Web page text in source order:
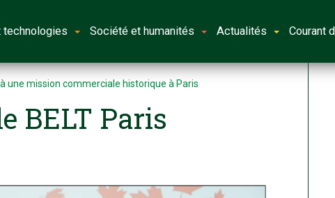
Société et humanités Actualités Courant
une mission commerciale historique à Paris
BELT Paris